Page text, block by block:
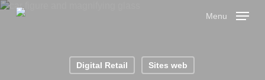
Skip
Menu
Digital Retail Sites web